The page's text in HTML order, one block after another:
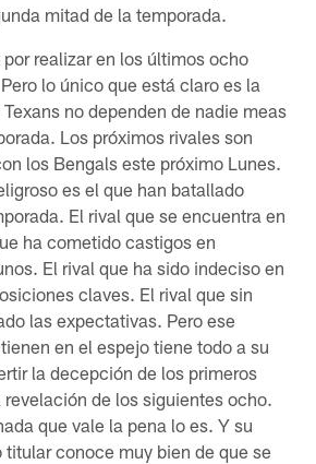
mitad de la temporada.
realizar en los últimos ocho
lo único que está claro es la
no dependen de nadie meas
Los próximos rivales son
los Bengals este próximo Lunes.
es el que han batallado
El rival que se encuentra en
ha cometido castigos en
El rival que ha sido indeciso en
claves. El rival que sin
las expectativas. Pero ese
en el espejo tiene todo a su
la decepción de los primeros
de los siguientes ocho.
que vale la pena lo es. Y su
conoce muy bien de que se